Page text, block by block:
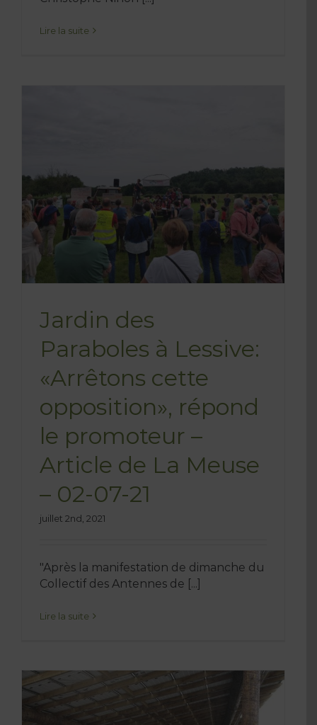
Lire la suite
Jardin des
Paraboles à Lessive:
«Arrêtons cette
opposition», répond
le promoteur –
Article de La Meuse
– 02-07-21
juillet 2nd, 2021
"Après la manifestation de dimanche du
Collectif des Antennes de [...]
Lire la suite